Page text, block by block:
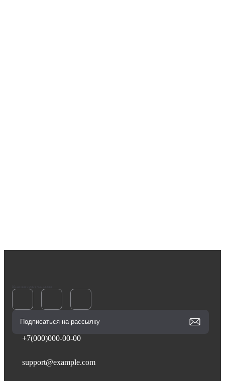
+7(000)000-00-00
support@example.com